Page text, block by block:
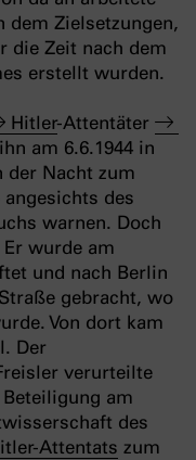
dem Zielsetzungen,
die Zeit nach dem
erstellt wurden.
Hitler-Attentäter
am 6.6.1944 in
der Nacht zum
angesichts des
warnen. Doch
wurde am
und nach Berlin
gebracht, wo
Von dort kam
Der
verurteilte
Beteiligung am
des
Attentats zum